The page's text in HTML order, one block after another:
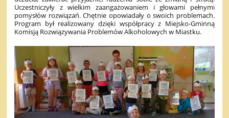
Uczestniczyły z wielkim zaangażowaniem i głowami pełnymi
pomysłów rozwiązań. Chętnie opowiadały o swoich problemach.
Program był realizowany dzięki współpracy z Miejsko-Gminną
Komisją Rozwiązywania Problemów Alkoholowych w Miastku.